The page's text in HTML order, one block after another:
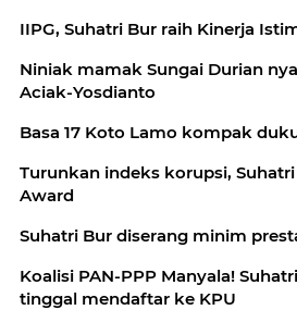
IIPG, Suhatri Bur raih Kinerja
Niniak mamak Sungai Durian
Aciak-Yosdianto
Basa 17 Koto Lamo kompak
Turunkan indeks korupsi,
Award
Suhatri Bur diserang minim
Koalisi PAN-PPP Manyala!
tinggal mendaftar ke KPU